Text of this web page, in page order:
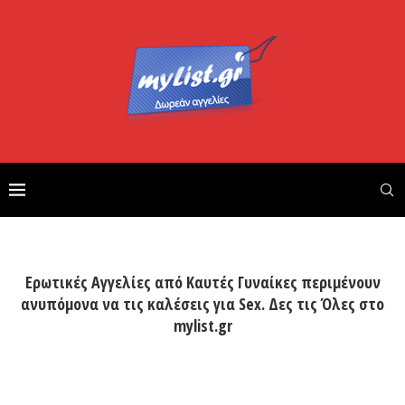
Ερωτικές Αγγελίες από Καυτές Γυναίκες περιμένουν
ανυπόμονα να τις καλέσεις για Sex. Δες τις Όλες στο
mylist.gr